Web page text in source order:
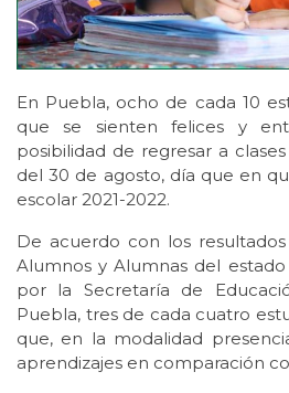
En Puebla, ocho de cada 10
que se sienten felices y
posibilidad de regresar a
del 30 de agosto, día que en
escolar 2021-2022.
De acuerdo con los
Alumnos y Alumnas del
por la Secretaría de
Puebla, tres de cada cuatro
que, en la modalidad
aprendizajes en comparación